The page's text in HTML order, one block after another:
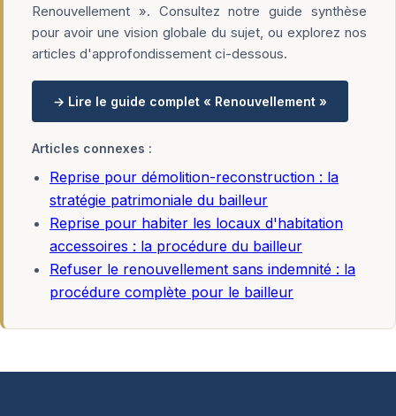
Renouvellement ». Consultez notre guide synthèse
pour avoir une vision globale du sujet, ou explorez nos
articles d'approfondissement ci-dessous.
→ Lire le guide complet « Renouvellement »
Articles connexes :
Reprise pour démolition-reconstruction : la
stratégie patrimoniale du bailleur
Reprise pour habiter les locaux d'habitation
accessoires : la procédure du bailleur
Refuser le renouvellement sans indemnité : la
procédure complète pour le bailleur